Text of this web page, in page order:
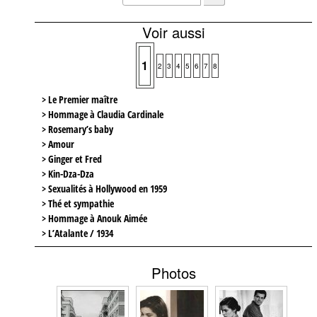
Voir aussi
1 2 3 4 5 6 7 8
> Le Premier maître
> Hommage à Claudia Cardinale
> Rosemary’s baby
> Amour
> Ginger et Fred
> Kin-Dza-Dza
> Sexualités à Hollywood en 1959
> Thé et sympathie
> Hommage à Anouk Aimée
> L’Atalante / 1934
Photos